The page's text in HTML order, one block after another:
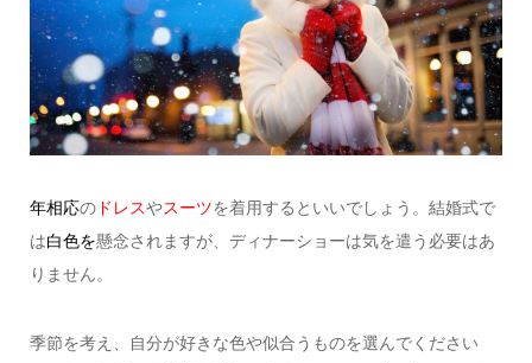
年相応のドレスやスーツを着用するといいでしょう。 結婚式で
は白色を懸念されますが、ディナーショーは気を遣う必要はあ
りません。
季節を考え、自分が好きな色や似合うものを選んでください